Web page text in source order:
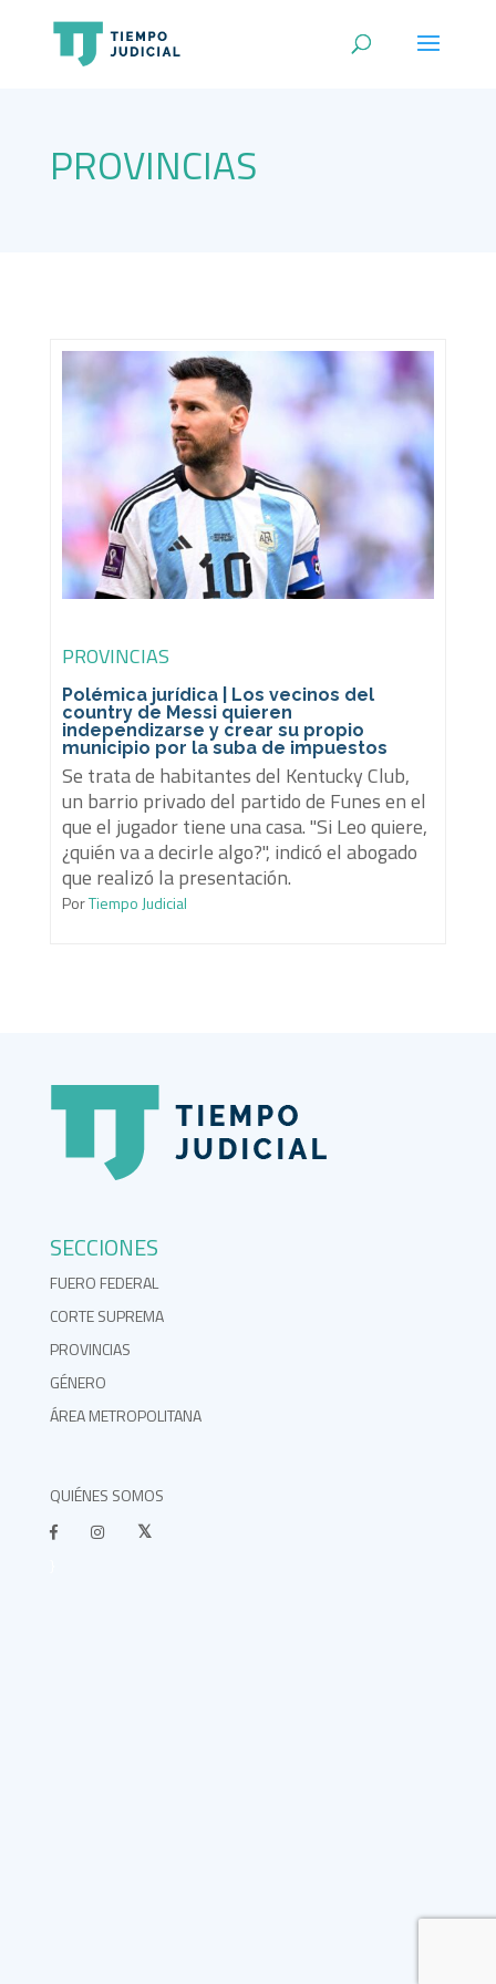
PROVINCIAS
PROVINCIAS
Polémica jurídica | Los vecinos del
country de Messi quieren
independizarse y crear su propio
municipio por la suba de impuestos
Se trata de habitantes del Kentucky Club,
un barrio privado del partido de Funes en el
que el jugador tiene una casa. "Si Leo quiere,
¿quién va a decirle algo?", indicó el abogado
que realizó la presentación.
PorTiempo Judicial
SECCIONES
FUERO FEDERAL
CORTE SUPREMA
PROVINCIAS
GÉNERO
ÁREA METROPOLITANA
QUIÉNES SOMOS